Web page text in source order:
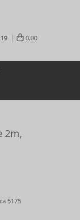
0,00
2m,
5175